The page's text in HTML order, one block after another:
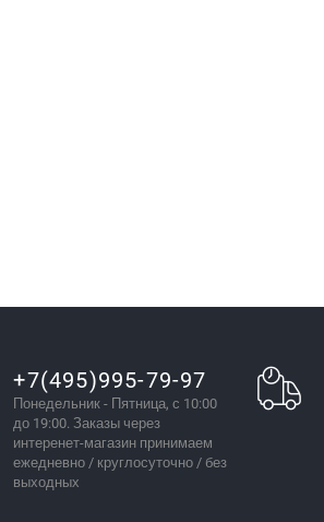
+7(495)995-79-97
Понедельник - Пятница, с 10:00
до 19:00. Заказы через
интеренет-магазин принимаем
ежедневно / круглосуточно / без
выходных